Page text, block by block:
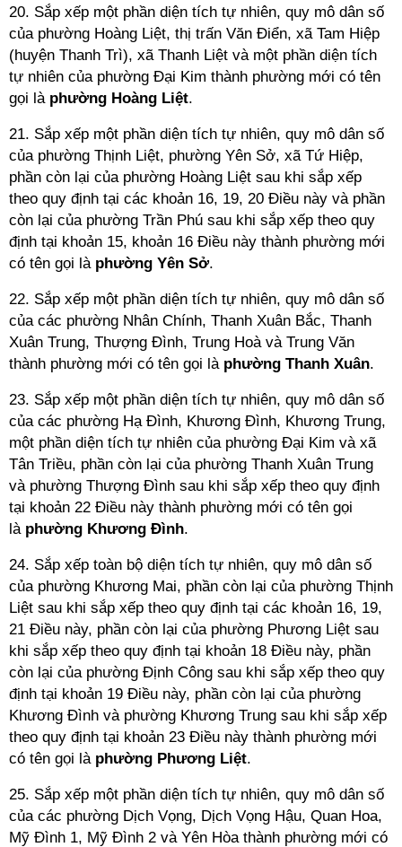
20. Sắp xếp một phần diện tích tự nhiên, quy mô dân số
của phường Hoàng Liệt, thị trấn Văn Điển, xã Tam Hiệp
(huyện Thanh Trì), xã Thanh Liệt và một phần diện tích
tự nhiên của phường Đại Kim thành phường mới có tên
gọi là phường Hoàng Liệt.
21. Sắp xếp một phần diện tích tự nhiên, quy mô dân số
của phường Thịnh Liệt, phường Yên Sở, xã Tứ Hiệp,
phần còn lại của phường Hoàng Liệt sau khi sắp xếp
theo quy định tại các khoản 16, 19, 20 Điều này và phần
còn lại của phường Trần Phú sau khi sắp xếp theo quy
định tại khoản 15, khoản 16 Điều này thành phường mới
có tên gọi là phường Yên Sở.
22. Sắp xếp một phần diện tích tự nhiên, quy mô dân số
của các phường Nhân Chính, Thanh Xuân Bắc, Thanh
Xuân Trung, Thượng Đình, Trung Hoà và Trung Văn
thành phường mới có tên gọi là phường Thanh Xuân.
23. Sắp xếp một phần diện tích tự nhiên, quy mô dân số
của các phường Hạ Đình, Khương Đình, Khương Trung,
một phần diện tích tự nhiên của phường Đại Kim và xã
Tân Triều, phần còn lại của phường Thanh Xuân Trung
và phường Thượng Đình sau khi sắp xếp theo quy định
tại khoản 22 Điều này thành phường mới có tên gọi
là phường Khương Đình.
24. Sắp xếp toàn bộ diện tích tự nhiên, quy mô dân số
của phường Khương Mai, phần còn lại của phường Thịnh
Liệt sau khi sắp xếp theo quy định tại các khoản 16, 19,
21 Điều này, phần còn lại của phường Phương Liệt sau
khi sắp xếp theo quy định tại khoản 18 Điều này, phần
còn lại của phường Định Công sau khi sắp xếp theo quy
định tại khoản 19 Điều này, phần còn lại của phường
Khương Đình và phường Khương Trung sau khi sắp xếp
theo quy định tại khoản 23 Điều này thành phường mới
có tên gọi là phường Phương Liệt.
25. Sắp xếp một phần diện tích tự nhiên, quy mô dân số
của các phường Dịch Vọng, Dịch Vọng Hậu, Quan Hoa,
Mỹ Đình 1, Mỹ Đình 2 và Yên Hòa thành phường mới có